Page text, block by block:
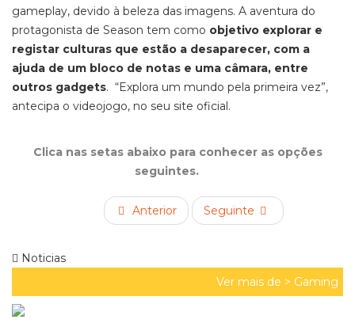
gameplay, devido à beleza das imagens. A aventura do
protagonista de Season tem como objetivo explorar e
registar culturas que estão a desaparecer, com a
ajuda de um bloco de notas e uma câmara, entre
outros gadgets. “Explora um mundo pela primeira vez”,
antecipa o videojogo, no seu site oficial.
Clica nas setas abaixo para conhecer as opções
seguintes.
Anterior Seguinte
Noticias
Ver mais de > Gaming